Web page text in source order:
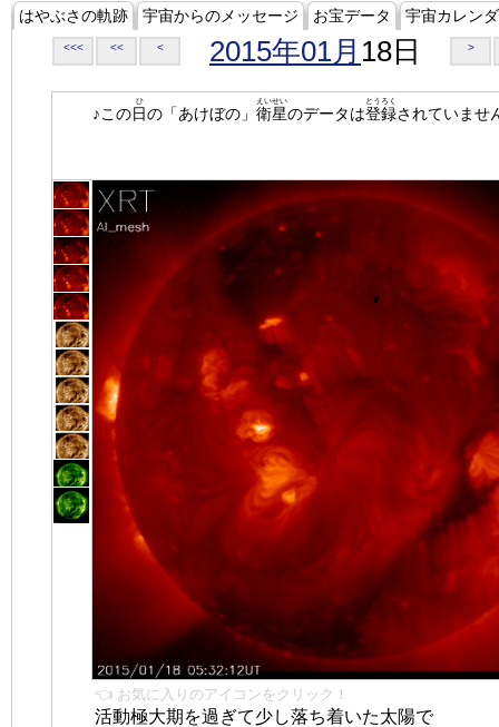
はやぶさの軌跡 宇宙からのメッセージ お宝データ 宇宙カレン
<<< << < 2015年01月 18日 >
♪この日
ひ
の「あけぼの」 衛星
えいせい
のデータは登録
とうろく
されていませ
👈 お気に入りのアイコンをクリック！
活動極大期を過ぎて少し落ち着いた太陽で